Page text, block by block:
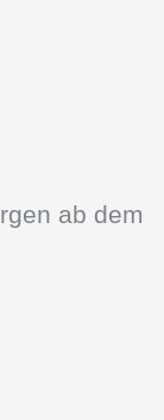
ab dem